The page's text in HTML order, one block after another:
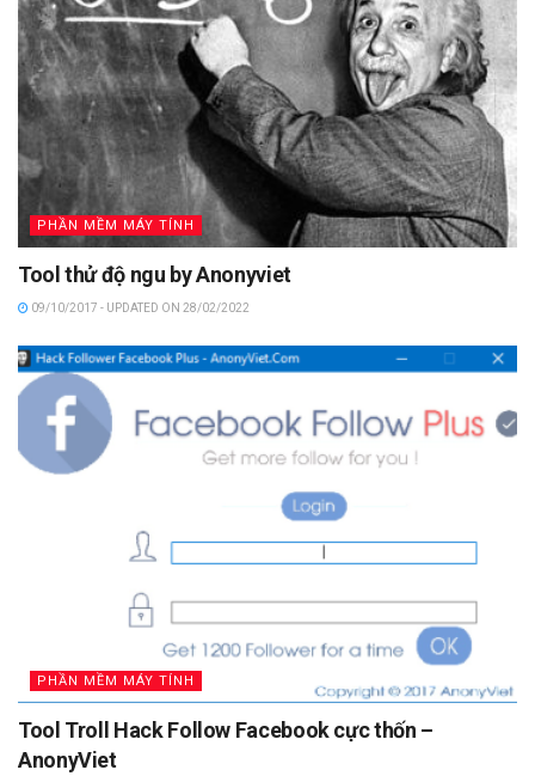
PHẦN MỀM MÁY TÍNH
Tool thử độ ngu by Anonyviet
09/10/2017 - UPDATED ON 28/02/2022
PHẦN MỀM MÁY TÍNH
Tool Troll Hack Follow Facebook cực thốn –
AnonyViet